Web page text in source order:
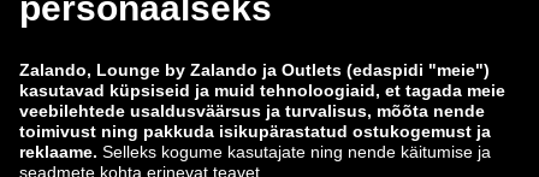
Töökohad
Teavita haavatavusest
Tooteohutus
Zalando Grupp Makseviisid